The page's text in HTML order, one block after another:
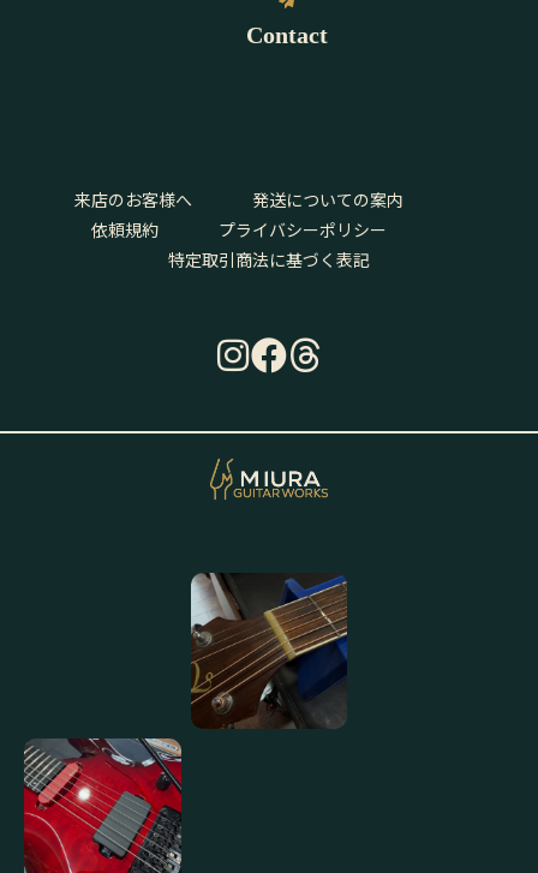
Contact
来店のお客様へ
発送についての案内
依頼規約
プライバシーポリシー
特定取引商法に基づく表記